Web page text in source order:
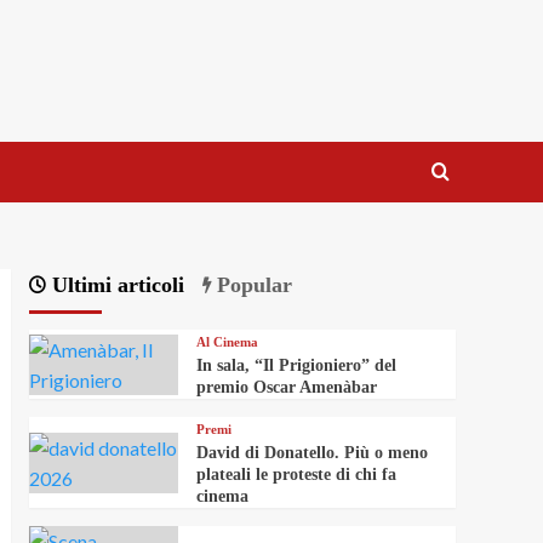
Ultimi articoli Popular
Al Cinema
In sala, “Il Prigioniero” del
premio Oscar Amenàbar
Premi
David di Donatello. Più o meno
plateali le proteste di chi fa
cinema